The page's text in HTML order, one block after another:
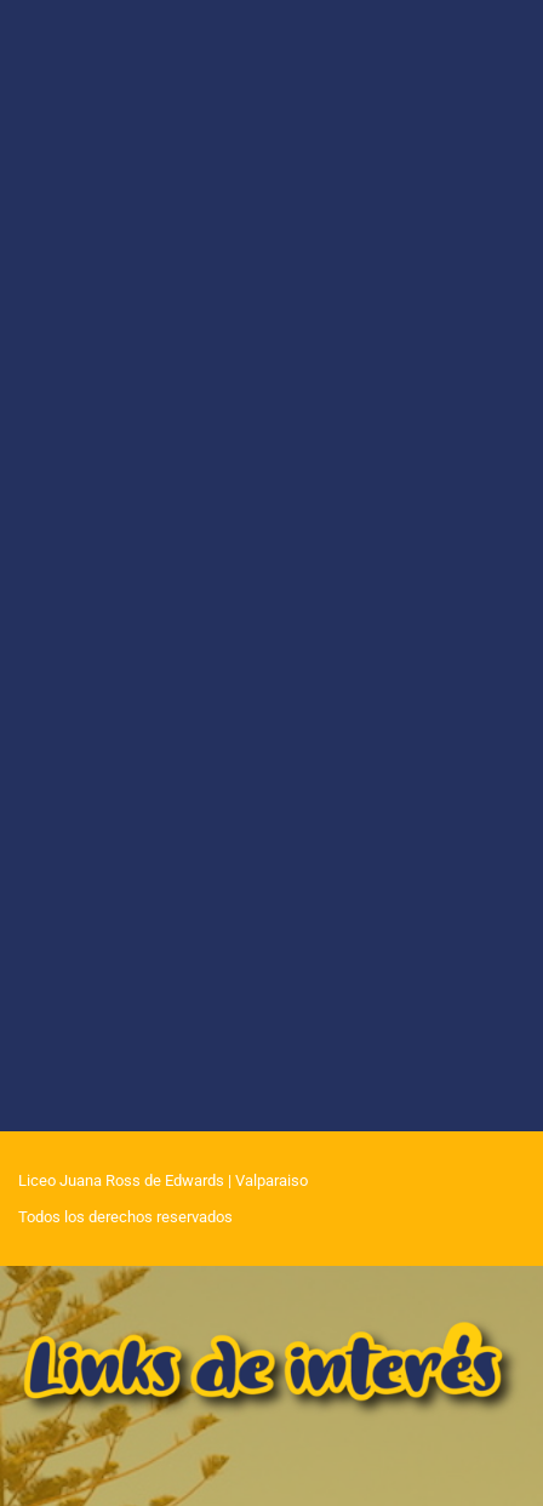
Liceo Juana Ross de Edwards | Valparaiso
Todos los derechos reservados